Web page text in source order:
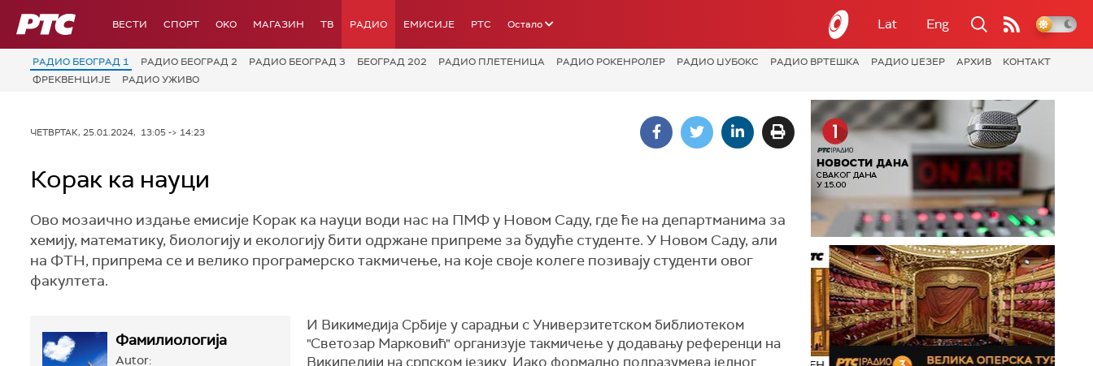
РТС ВЕСТИ СПОРТ OKO МАГАЗИН ТВ РАДИО ЕМИСИЈЕ РТС Остало Lat Eng
РАДИО БЕОГРАД 1 РАДИО БЕОГРАД 2 РАДИО БЕОГРАД 3 БЕОГРАД 202 РАДИО ПЛЕТЕНИЦА РАДИО РОКЕНРОЛЕР РАДИО ЏУБОКС РАДИО ВРТЕШКА РАДИО ЏЕЗЕР АРХИВ
КОНТАКТ
ФРЕКВЕНЦИЈЕ
РАДИО УЖИВО
ЧЕТВРТАК, 25.01.2024, 13:05 -> 14:23
Корак ка науци
Ово мозаично издање емисије Корак ка науци води нас на ПМФ у Новом Саду, где ће на департманима за
хемију, математику, биологију и екологију бити одржане припреме за будуће студенте. У Новом Саду, али
на ФТН, припрема се и велико програмерско такмичење, на које своје колеге позивају студенти овог
факултета.
Фамилиологија
Autor:
И Викимедија Србије у сарадњи с Универзитетском библиотеком
"Светозар Марковић" организује такмичење у додавању референци на
Википедији на српском језику. Иако формално подразумева једног